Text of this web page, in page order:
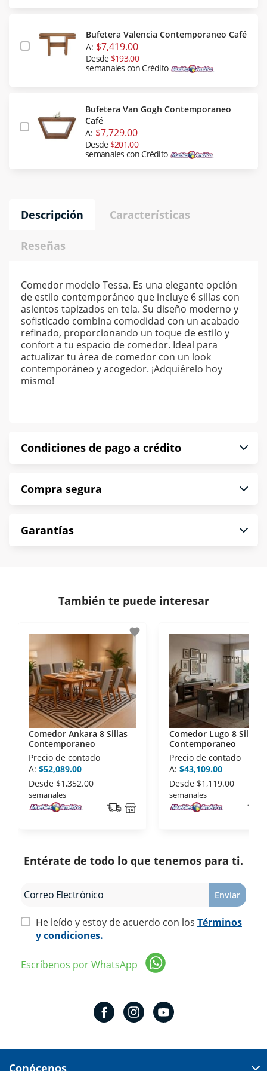
Bufetera Valencia Contemporaneo Café
A: $7,419.00
Desde $193.00
semanales con Crédito
Bufetera Van Gogh Contemporaneo
Café
A: $7,729.00
Desde $201.00
semanales con Crédito
Descripción Características
Reseñas
Comedor modelo Tessa. Es una elegante opción
de estilo contemporáneo que incluye 6 sillas con
asientos tapizados en tela. Su diseño moderno y
sofisticado combina comodidad con un acabado
refinado, proporcionando un toque de estilo y
confort a tu espacio de comedor. Ideal para
actualizar tu área de comedor con un look
contemporáneo y acogedor. ¡Adquiérelo hoy
mismo!
Condiciones de pago a crédito
puntualmente. Al finalizar tu compra generas el
*Sujeto a aprobación de crédito conforme a
norma de Muebles América.
Compra segura
compra es segura de principio a fin.
- Certificados de seguridad SSL y Encriptación 3D.
disposiciones legales y Códigos de Ética de la
Asociación Mexicana de Internet (AIMX).
- Nos encontramos en la lista de socios Activos de
la Asociación de Internet.MX.
Garantías
También te puede interesar
favorite
Comedor Ankara 8 Sillas
Contemporaneo
Precio de contado
A: $52,089.00
Desde $1,352.00
semanales
Comedor Lugo 8 Sillas
Contemporaneo
Precio de contado
A: $43,109.00
Desde $1,119.00
semanales
Entérate de todo lo que tenemos para ti.
Enviar
He leído y estoy de acuerdo con los Términos
y condiciones.
Escríbenos por WhatsApp
Conócenos